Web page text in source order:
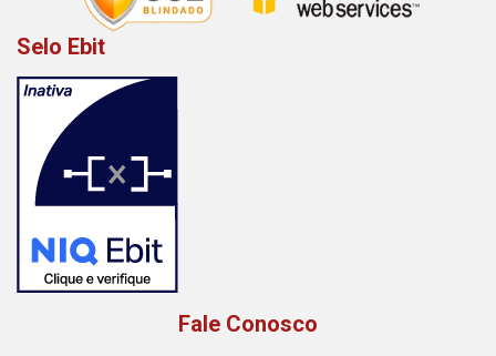
Selo Ebit
Fale Conosco